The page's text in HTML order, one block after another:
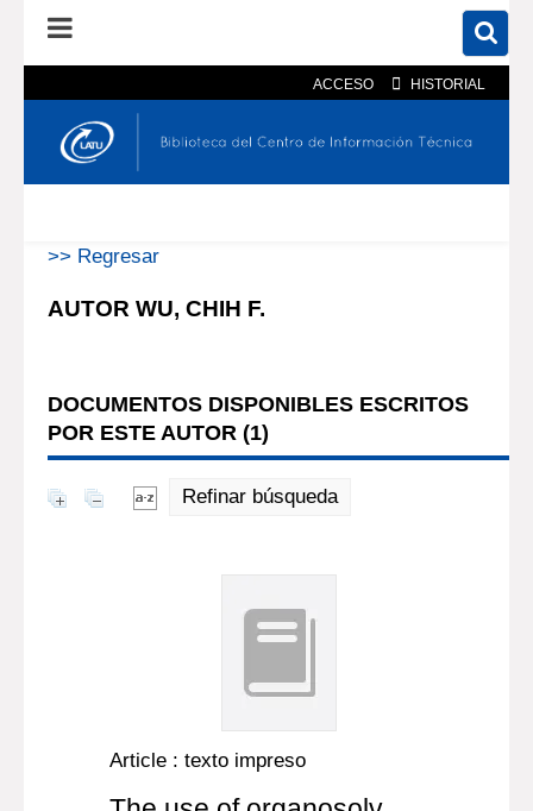
ACCESO HISTORIAL
En el catálogo En el sitio
>> Regresar
AUTOR WU, CHIH F.
DOCUMENTOS DISPONIBLES ESCRITOS
POR ESTE AUTOR (1)
Refinar búsqueda
Article : texto impreso